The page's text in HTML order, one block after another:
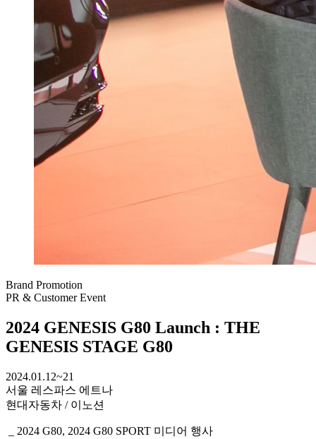
Brand Promotion
PR & Customer Event
2024 GENESIS G80 Launch : THE
GENESIS STAGE G80
2024.01.12~21
서울 레스파스 에트나
현대자동차 / 이노션
_ 2024 G80, 2024 G80 SPORT 미디어 행사